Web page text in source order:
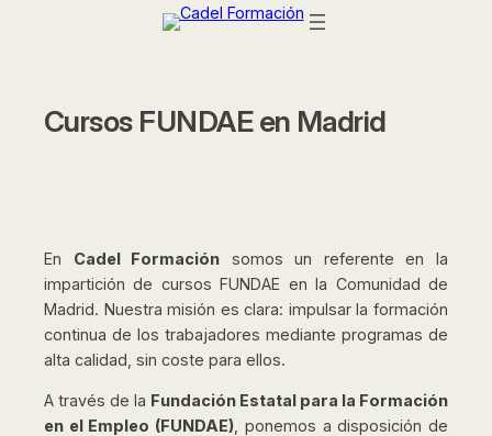
Cursos FUNDAE en Madrid
En Cadel Formación somos un referente en la
impartición de cursos FUNDAE en la Comunidad de
Madrid. Nuestra misión es clara: impulsar la formación
continua de los trabajadores mediante programas de
alta calidad, sin coste para ellos.
A través de la Fundación Estatal para la Formación
en el Empleo (FUNDAE) , ponemos a disposición de